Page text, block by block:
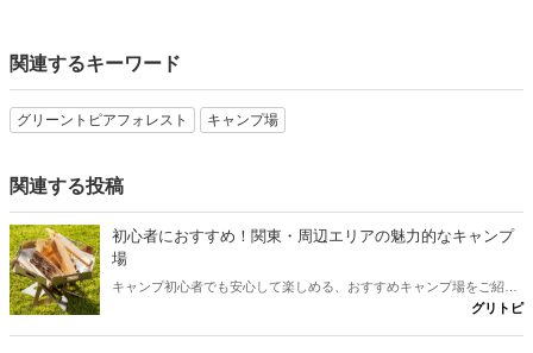
関連するキーワード
グリーントピアフォレスト キャンプ場
関連する投稿
初心者におすすめ！関東・周辺エリアの魅力的なキャンプ
場
キャンプ初心者でも安心して楽しめる、おすすめキャンプ場をご紹介
します。この記事では、関東やその周辺エリアにあるキャンプ場を厳
グリトピ